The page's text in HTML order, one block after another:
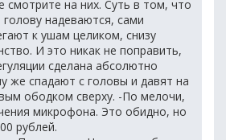
смотрите на них. Суть в том, что
надеваются, сами
к ушам целиком, снизу
И это никак не поправить,
сделана абсолютно
же спадают с головы и давят на
ободком сверху. -По мелочи,
микрофона. Это обидно, но
рублей.